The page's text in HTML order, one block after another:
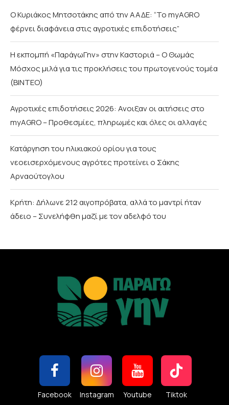
Ο Κυριάκος Μητσοτάκης από την ΑΑΔΕ: “Το myAGRO
φέρνει διαφάνεια στις αγροτικές επιδοτήσεις”
Η εκπομπή «ΠαράγωΓην» στην Καστοριά – Ο Θωμάς
Μόσχος μιλά για τις προκλήσεις του πρωτογενούς τομέα
(ΒΙΝΤΕΟ)
Αγροτικές επιδοτήσεις 2026: Ανοιξαν οι αιτήσεις στο
myAGRO – Προθεσμίες, πληρωμές και όλες οι αλλαγές
Κατάργηση του ηλικιακού ορίου για τους
νεοεισερχόμενους αγρότες προτείνει ο Σάκης
Αρναούτογλου
Κρήτη: Δήλωνε 212 αιγοπρόβατα, αλλά το μαντρί ήταν
άδειο – Συνελήφθη μαζί με τον αδελφό του
Facebook Instagram Youtube Tiktok